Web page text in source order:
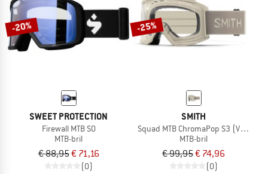
-20%
SWEET PROTECTION
Firewall MTB S0
MTB-bril
€ 88,95€ 71,16
(0)
-25%
SMITH
Squad MTB ChromaPop S3 (VLT 12%)
MTB-bril
€ 99,95€ 74,96
(0)